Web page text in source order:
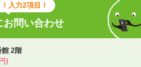
入力2項目！
問い合わせ
入力2項目！
お問い合わせ
館 2階
)